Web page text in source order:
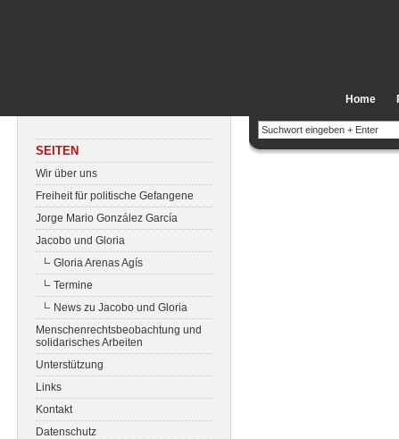
Home
SEITEN
Wir über uns
Freiheit für politische Gefangene
Jorge Mario González García
Jacobo und Gloria
Gloria Arenas Agís
Termine
News zu Jacobo und Gloria
Menschenrechtsbeobachtung und
solidarisches Arbeiten
Unterstützung
Links
Kontakt
Datenschutz